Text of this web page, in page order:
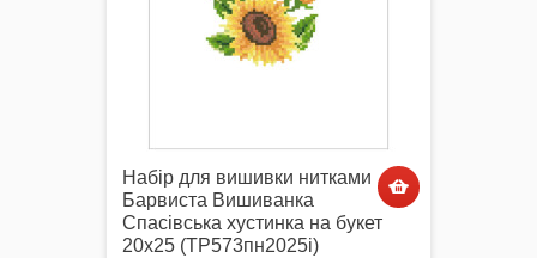
Вишиті картини, рушники
Подарункові сертифікати
Набір для вишивки нитками
Барвиста Вишиванка
Спасівська хустинка на букет
20х25 (ТР573пн2025i)